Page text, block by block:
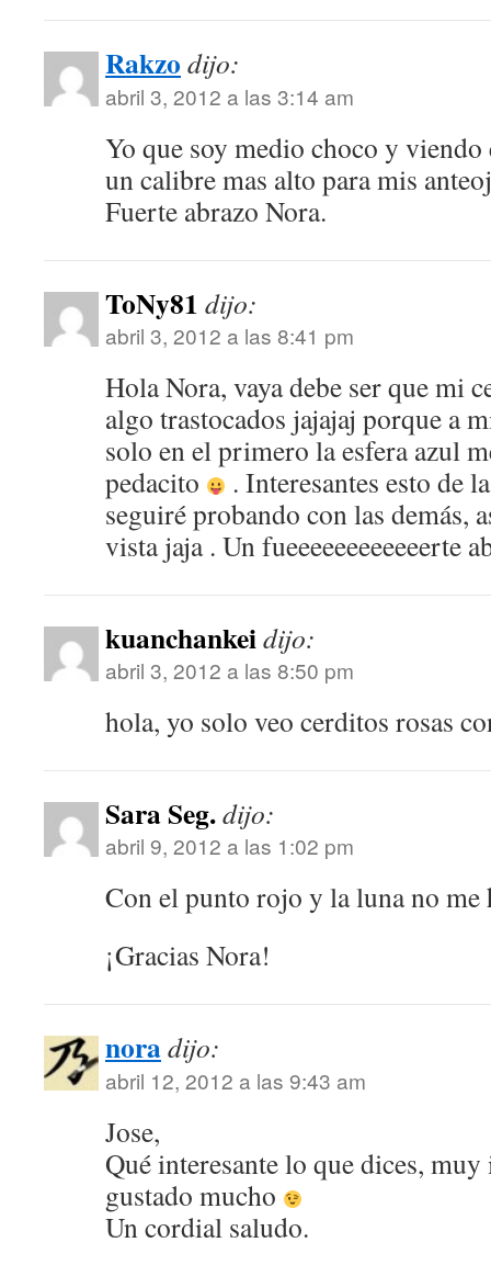
Rakzo dijo:
abril 3, 2012 a las 3:14 am
Yo que soy medio choco y viendo
un calibre mas alto para mis
Fuerte abrazo Nora.
ToNy81 dijo:
abril 3, 2012 a las 8:41 pm
Hola Nora, vaya debe ser que mi
algo trastocados jajajaj porque a
solo en el primero la esfera azul
pedacito
. Interesantes esto de
seguiré probando con las demás,
vista jaja . Un fueeeeeeeeeeeerte
kuanchankeidijo:
abril 3, 2012 a las 8:50 pm
hola, yo solo veo cerditos rosas
Sara Seg.dijo:
abril 9, 2012 a las 1:02 pm
Con el punto rojo y la luna no me
¡Gracias Nora!
noradijo:
abril 12, 2012 a las 9:43 am
Jose,
Qué interesante lo que dices,
gustado mucho
Un cordial saludo.